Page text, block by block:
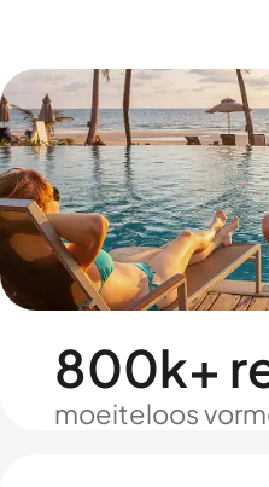
800k+
moeiteloos